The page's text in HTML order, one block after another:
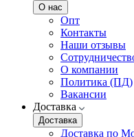
О нас
Опт
Контакты
Наши отзывы
О компании
Политика (ПД)
Вакансии
Доставка
Доставка
Доставка по